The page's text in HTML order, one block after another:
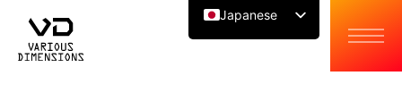
Japanese
English